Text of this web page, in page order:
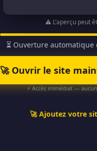
⚠️ L’aperçu peut
⏳ Ouverture
🚀 Ouvrir le site
⚡ Accès immédiat —
🚀 Ajoutez votre